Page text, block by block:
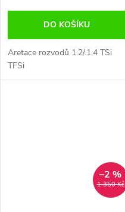
DO KOŠÍKU
Aretace rozvodů 1.2/.1.4 TSi
TFSi
1 350 Kč
–2 %